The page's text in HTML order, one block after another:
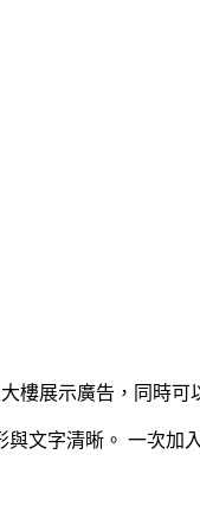
樓展示廣告，同時可
文字清晰。 一次加